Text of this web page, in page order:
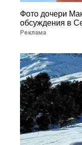
Фото дочери
обсуждения в
Реклама